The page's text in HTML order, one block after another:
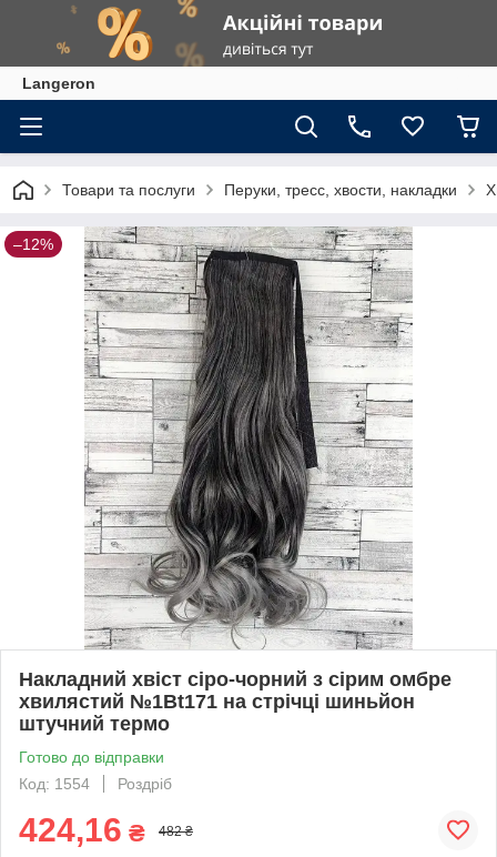
Langeron
Товари та послуги Перуки, тресс, хвости, накладки
–12%
Накладний хвіст сіро-чорний з сірим омбре
хвилястий №1Вt171 на стрічці шиньйон
штучний термо
Готово до відправки
Код: 1554
Роздріб
424,16 ₴ 482 ₴